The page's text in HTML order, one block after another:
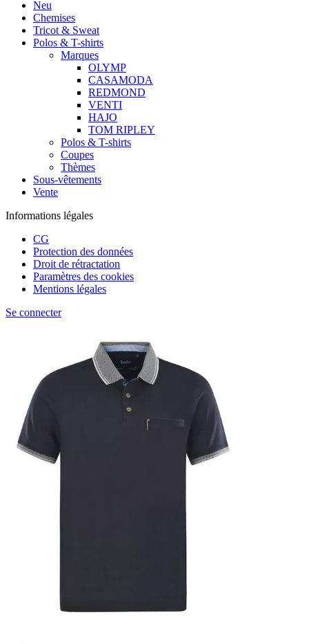
Neu
Chemises
Tricot & Sweat
Polos & T-shirts
Marques
OLYMP
CASAMODA
REDMOND
VENTI
HAJO
TOM RIPLEY
Polos & T-shirts
Coupes
Thèmes
Sous-vêtements
Vente
Informations légales
CG
Protection des données
Droit de rétractation
Paramètres des cookies
Mentions légales
Se connecter